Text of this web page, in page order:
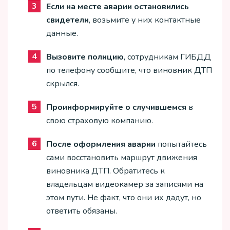
Если на месте аварии остановились
свидетели, возьмите у них контактные
данные.
Вызовите полицию, сотрудникам ГИБДД
по телефону сообщите, что виновник ДТП
скрылся.
Проинформируйте о случившемся в
свою страховую компанию.
После оформления аварии попытайтесь
сами восстановить маршрут движения
виновника ДТП. Обратитесь к
владельцам видеокамер за записями на
этом пути. Не факт, что они их дадут, но
ответить обязаны.